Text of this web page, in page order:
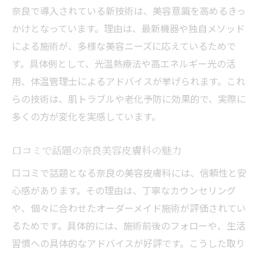
美容皮膚科の最先端施術が奈良で受けられ
る理由
奈良で話題の美容クリニック体験談を紹介
美容意識が高まる奈良の新施術を体感
美肌を叶える奈良の美容体験が人気
美容皮膚科で注目の最新サービスまとめ
奈良の美容体験で得られる変化と効果
美容意識が高まる奈良の注目ポイント
美容皮膚科で叶う奈良女性の美意識向上
奈良で美容志向が高い人の選び方のコツ
注目の美容クリニック求人情報もチェック
美容皮膚科の進化が奈良で広がる理由
奈良の美容最新情報を押さえて賢く選択
奈良で導入されている新技術は、美容意識を高めるきっ
かけとなっています。理由は、最新機器や独自メソッド
による施術が、多様な美容ニーズに応えているためで
す。具体例として、光温熱療法や高エネルギー光の活
用、体温管理士によるアドバイスが挙げられます。これ
らの技術は、肌トラブルや老化予防に効果的で、実際に
多くの方が変化を実感しています。
口コミで話題の奈良美容皮膚科の魅力
口コミで話題となる奈良の美容皮膚科には、信頼性と安
心感があります。その理由は、丁寧なカウンセリング
や、個々に合わせたオーダーメイド施術が評価されてい
るためです。具体的には、施術前後のフォローや、生活
習慣への具体的なアドバイスが好評です。こうした取り